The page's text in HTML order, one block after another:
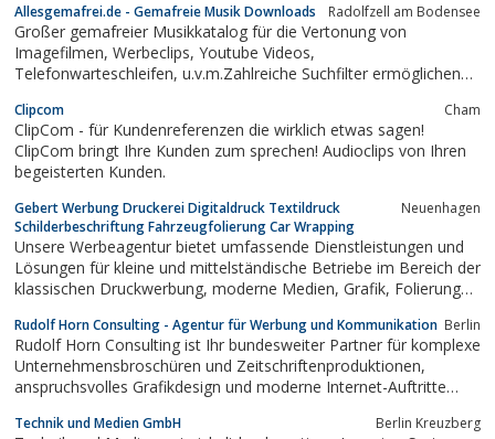
Seminare, Medien-Workshops, Inhouse-Trainings
Allesgemafrei.de - Gemafreie Musik Downloads Radolfzell am Bodensee
Großer gemafreier Musikkatalog für die Vertonung von
Imagefilmen, Werbeclips, Youtube Videos,
Telefonwarteschleifen, u.v.m.Zahlreiche Suchfilter ermöglichen
Projekt integrieren lassen.5 übersichtliche Lizenzmodelle stehen
zur Verfügung und decken alle...
Clipcom Cham
ClipCom - für Kundenreferenzen die wirklich etwas sagen!
ClipCom bringt Ihre Kunden zum sprechen! Audioclips von Ihren
begeisterten Kunden.
Gebert Werbung Druckerei Digitaldruck Textildruck
Schilderbeschriftung Fahrzeugfolierung Car Wrapping
Neuenhagen
Unsere Werbeagentur bietet umfassende Dienstleistungen und
Lösungen für kleine und mittelständische Betriebe im Bereich der
klassischen Druckwerbung, moderne Medien, Grafik, Folierung
Erfahrung verfügen wir über die nötige Expertise, um uns auch
Ihren Wünschen...
Rudolf Horn Consulting - Agentur für Werbung und Kommunikation Berlin
Rudolf Horn Consulting ist Ihr bundesweiter Partner für komplexe
Unternehmensbroschüren und Zeitschriftenproduktionen,
anspruchsvolles Grafikdesign und moderne Internet-Auftritte
Schwerpunkt liegt dabei in der begleitenden Marketing- und
Technik und Medien GmbH Berlin Kreuzberg